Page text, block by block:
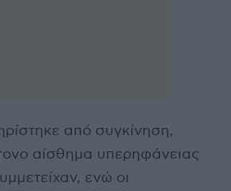
από συγκίνηση,
αίσθημα υπερηφάνειας
ενώ οι